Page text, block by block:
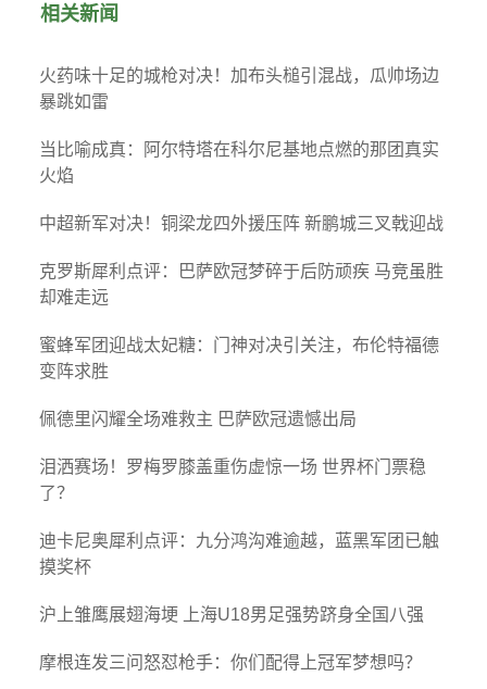
相关新闻
火药味十足的城枪对决！加布头槌引混战，瓜帅场边
暴跳如雷
当比喻成真：阿尔特塔在科尔尼基地点燃的那团真实
火焰
中超新军对决！铜梁龙四外援压阵 新鹏城三叉戟迎战
克罗斯犀利点评：巴萨欧冠梦碎于后防顽疾 马竞虽胜
却难走远
蜜蜂军团迎战太妃糖：门神对决引关注，布伦特福德
变阵求胜
佩德里闪耀全场难救主 巴萨欧冠遗憾出局
泪洒赛场！罗梅罗膝盖重伤虚惊一场 世界杯门票稳
了？
迪卡尼奥犀利点评：九分鸿沟难逾越，蓝黑军团已触
摸奖杯
沪上雏鹰展翅海埂 上海U18男足强势跻身全国八强
摩根连发三问怒怼枪手：你们配得上冠军梦想吗？